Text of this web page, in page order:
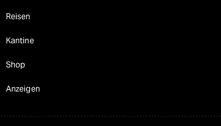
Reisen
Kantine
Shop
Anzeigen